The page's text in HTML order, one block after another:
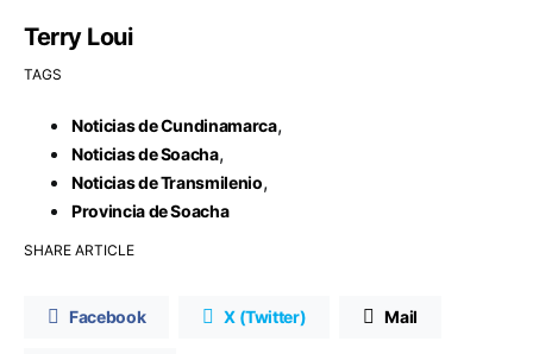
Terry Loui
TAGS
Noticias de Cundinamarca,
Noticias de Soacha,
Noticias de Transmilenio,
Provincia de Soacha
SHARE ARTICLE
Facebook X (Twitter) Mail